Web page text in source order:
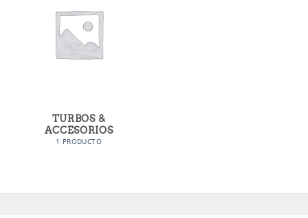
TURBOS &
ACCESORIOS
1 PRODUCTO